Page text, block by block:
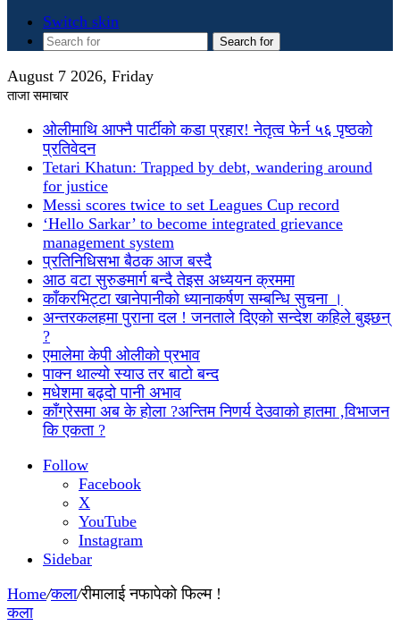
Switch skin
Search for
August 7 2026, Friday
ताजा समाचार
ओलीमाथि आफ्नै पार्टीको कडा प्रहार! नेतृत्व फेर्न ५६ पृष्ठको
प्रतिवेदन
Tetari Khatun: Trapped by debt, wandering around
for justice
Messi scores twice to set Leagues Cup record
‘Hello Sarkar’ to become integrated grievance
management system
प्रतिनिधिसभा बैठक आज बस्दै
आठ वटा सुरुङमार्ग बन्दै तेइस अध्ययन क्रममा
काँकरभिट्टा खानेपानीको ध्यानाकर्षण सम्बन्धि सुचना ।
अन्तरकलहमा पुराना दल ! जनताले दिएको सन्देश कहिले बुझ्छन्
?
एमालेमा केपी ओलीको प्रभाव
पाक्न थाल्यो स्याउ तर बाटो बन्द
मधेशमा बढ्दो पानी अभाव
काँग्रेसमा अब के होला ?अन्तिम निणर्य देउवाको हातमा ,विभाजन
कि एकता ?
Follow
Facebook
X
YouTube
Instagram
Sidebar
Home/कला/रीमालाई नफापेको फिल्म !
कला